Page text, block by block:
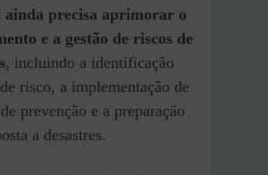
ainda precisa aprimorar o
e a gestão de riscos de
, incluindo a identificação
risco, a implementação de
prevenção e a preparação
a desastres.